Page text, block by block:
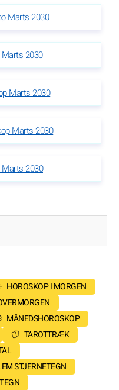
Marts 2030
2030
Marts 2030
Marts 2030
2030
HOROSKOP I MORGEN
MÅNEDSHOROSKOP
TAROTTRÆK
STJERNETEGN